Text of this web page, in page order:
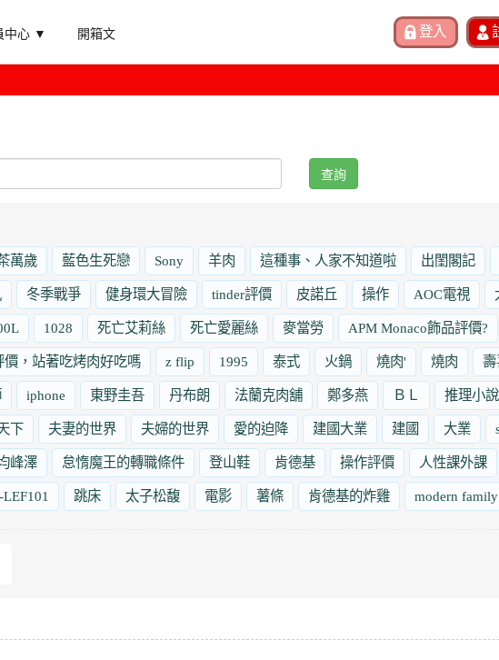
中心 ▼ 開箱文
查詢
萬歲 藍色生死戀 Sony 羊肉 這種事、人家不知道啦 出閨閣記
冬季戰爭 健身環大冒險 tinder評價 皮諾丘 操作 AOC電視
1028 死亡艾莉絲 死亡愛麗絲 麥當勞 APM Monaco飾品評價?
價，站著吃烤肉好吃嗎 z flip 1995 泰式 火鍋 燒肉' 燒肉 壽
iphone 東野圭吾 丹布朗 法蘭克肉舖 鄭多燕 ＢＬ 推理小說
下 夫妻的世界 夫婦的世界 愛的迫降 建國大業 建國 大業
峰澤 怠惰魔王的轉職條件 登山鞋 肯德基 操作評價 人性課外課
LEF101 跳床 太子松馥 電影 薯條 肯德基的炸雞 modern family